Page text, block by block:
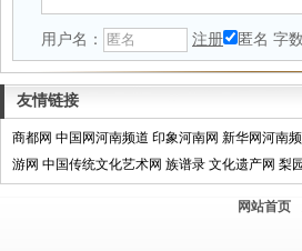
用户名： 注册 匿名 字
友情链接
商都网 中国网河南频道 印象河南网 新华网河南
游网 中国传统文化艺术网 族谱录 文化遗产网 梨
网站首页